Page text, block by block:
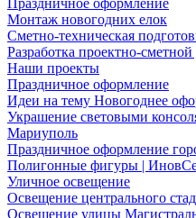
Праздничное оформление
Монтаж новогодних елок
Сметно-техническая
Разработка проектно-
Наши проекты
Праздничное оформление
Идеи на тему Новогоднее
Украшение световыми
Мариуполь
Праздничное оформление
Полигонные фигуры |
Уличное освещение
Освещение центрального
Освещение улицы